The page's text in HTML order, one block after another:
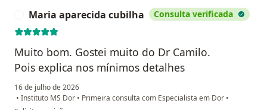
Maria aparecida cubilha Consulta verificada
Muito bom. Gostei muito do Dr Camilo.
Pois explica nos mínimos detalhes
16 de julho de 2026
• Instituto MS Dor • Primeira consulta com Especialista em Dor •